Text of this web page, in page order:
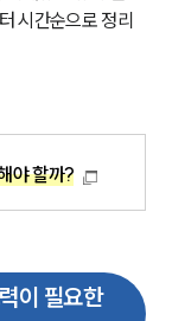
시간순으로 정리
야 할까?
이 필요한